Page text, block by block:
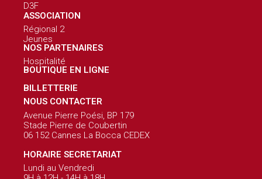
D3F
ASSOCIATION
Régional 2
Jeunes
NOS PARTENAIRES
Hospitalité
BOUTIQUE EN LIGNE
BILLETTERIE
NOUS CONTACTER
Avenue Pierre Poési, BP 179
Stade Pierre de Coubertin
06 152 Cannes La Bocca CEDEX
HORAIRE SECRETARIAT
Lundi au Vendredi